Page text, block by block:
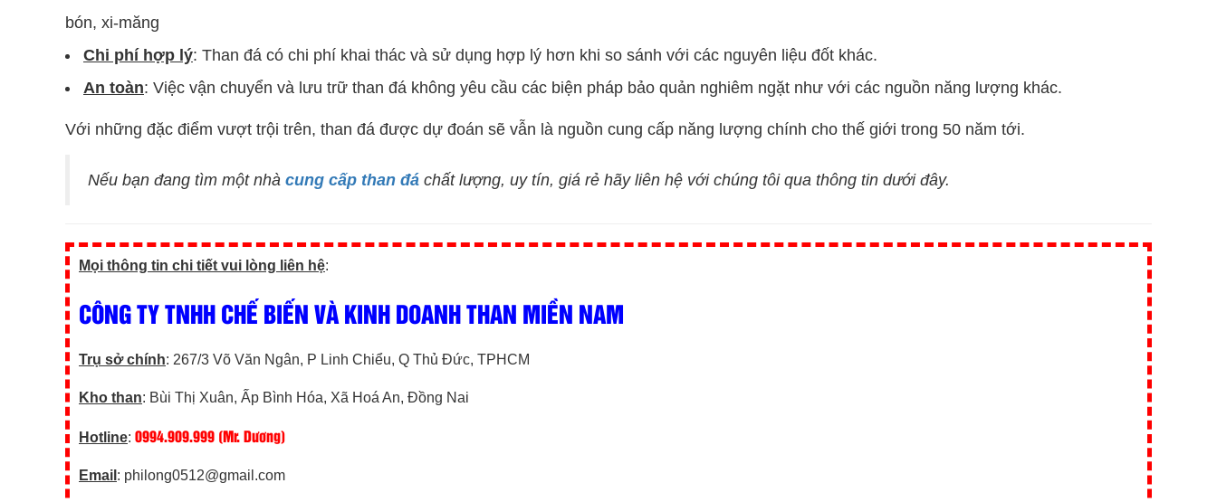
bón, xi-măng
Chi phí hợp lý: Than đá có chi phí khai thác và sử dụng hợp lý hơn khi so sánh với các nguyên liệu đốt khác.
An toàn: Việc vận chuyển và lưu trữ than đá không yêu cầu các biện pháp bảo quản nghiêm ngặt như với các nguồn năng lượng khác.
Với những đặc điểm vượt trội trên, than đá được dự đoán sẽ vẫn là nguồn cung cấp năng lượng chính cho thế giới trong 50 năm tới.
Nếu bạn đang tìm một nhà cung cấp than đá chất lượng, uy tín, giá rẻ hãy liên hệ với chúng tôi qua thông tin dưới đây.
Mọi thông tin chi tiết vui lòng liên hệ:
CÔNG TY TNHH CHẾ BIẾN VÀ KINH DOANH THAN MIỀN NAM
Trụ sở chính: 267/3 Võ Văn Ngân, P Linh Chiểu, Q Thủ Đức, TPHCM
Kho than: Bùi Thị Xuân, Ấp Bình Hóa, Xã Hoá An, Đồng Nai
Hotline: 0994.909.999 (Mr. Dương)
Email : philong0512@gmail.com